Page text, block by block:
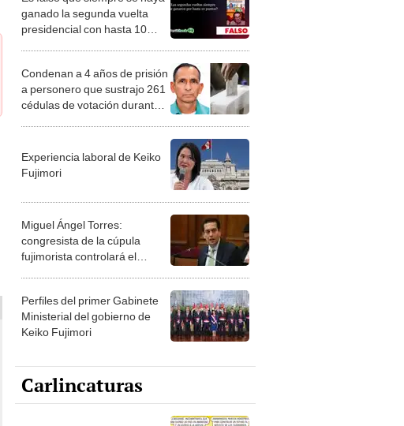
ganado la segunda vuelta
presidencial con hasta 10
Condenan a 4 años de prisión
a personero que sustrajo 261
cédulas de votación durante
Experiencia laboral de Keiko
Fujimori
Miguel Ángel Torres:
congresista de la cúpula
fujimorista controlará el
Perfiles del primer Gabinete
Ministerial del gobierno de
Keiko Fujimori
Carlincaturas